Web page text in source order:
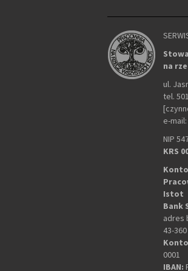
na
ul.
tel.
e-
NIP
KRS
Istot
Bank
adres
43-
0001
IBAN: